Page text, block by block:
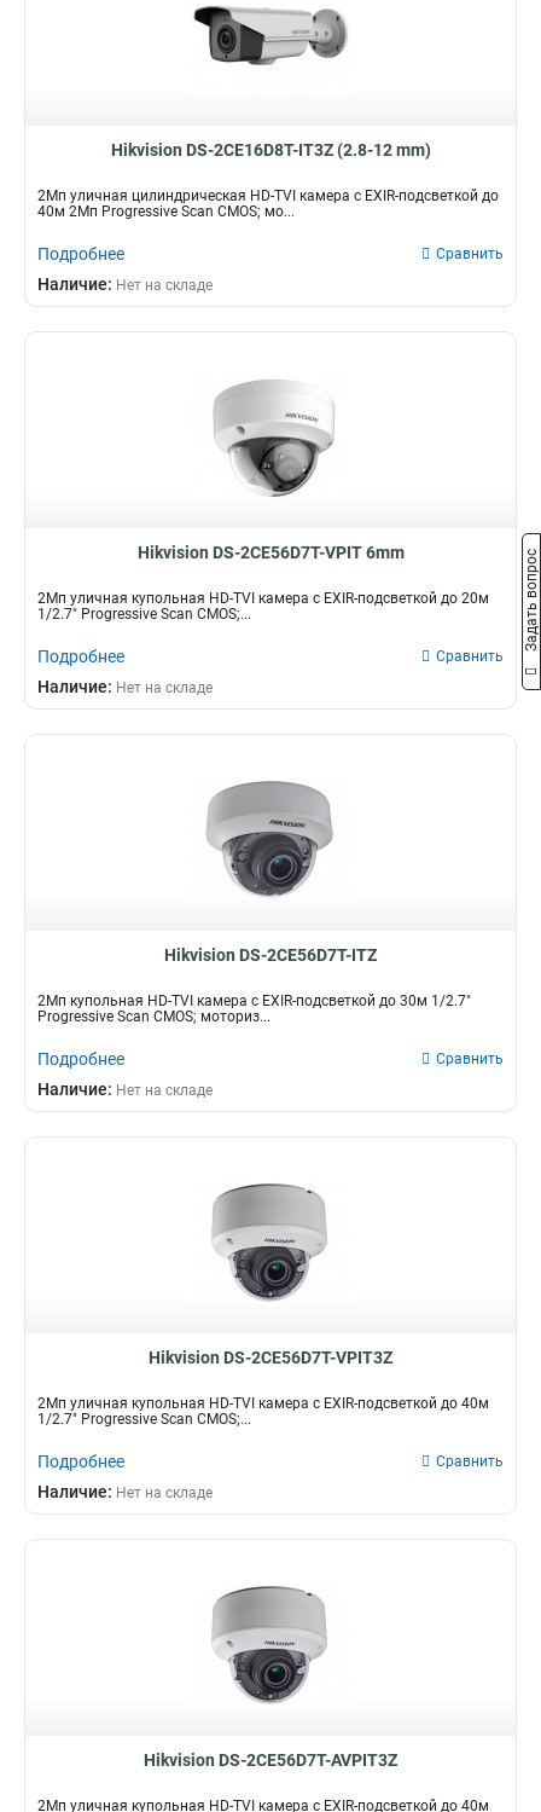
Hikvision DS-2CE16D8T-IT3Z (2.8-12 mm)
2Мп уличная цилиндрическая HD-TVI камера с EXIR-подсветкой до
40м 2Мп Progressive Scan CMOS; мо...
Подробнее Сравнить
Наличие: Нет на складе
Hikvision DS-2CE56D7T-VPIT 6mm
2Мп уличная купольная HD-TVI камера с EXIR-подсветкой до 20м
1/2.7" Progressive Scan CMOS;...
Подробнее Сравнить
Наличие: Нет на складе
Hikvision DS-2CE56D7T-ITZ
2Мп купольная HD-TVI камера с EXIR-подсветкой до 30м 1/2.7"
Progressive Scan CMOS; моториз...
Подробнее Сравнить
Наличие: Нет на складе
Hikvision DS-2CE56D7T-VPIT3Z
2Мп уличная купольная HD-TVI камера с EXIR-подсветкой до 40м
1/2.7" Progressive Scan CMOS;...
Подробнее Сравнить
Наличие: Нет на складе
Hikvision DS-2CE56D7T-AVPIT3Z
2Мп уличная купольная HD-TVI камера с EXIR-подсветкой до 40м
Задать вопрос